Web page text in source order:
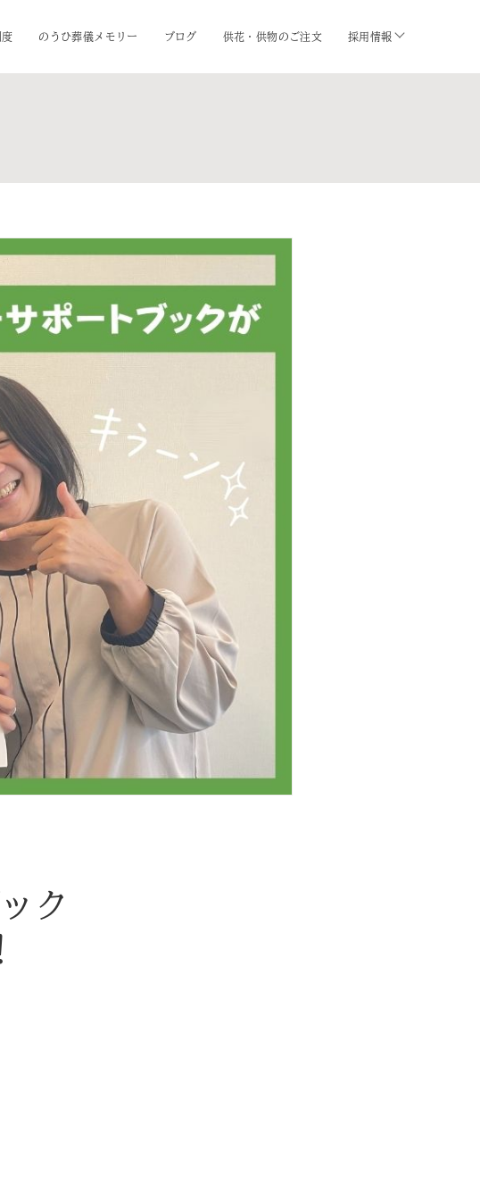
度 のうひ葬儀メモリー ブログ 供花・供物のご注文 採用情報
ク